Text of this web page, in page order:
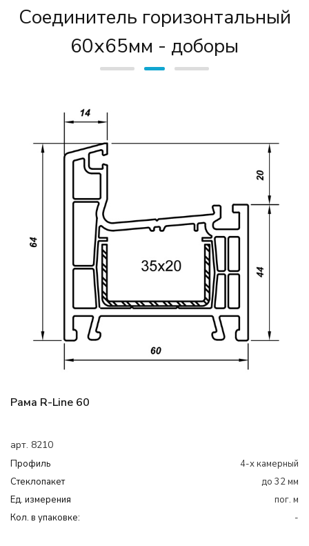
Соединитель горизонтальный
60х65мм - доборы
Рама R-Line 60
арт. 8210
Профиль
4-х камерный
Cтеклопакет
до 32 мм
Ед. измерения
пог. м
Кол. в упаковке:
-